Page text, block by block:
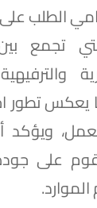
الطلب
تجمع
تطور
على